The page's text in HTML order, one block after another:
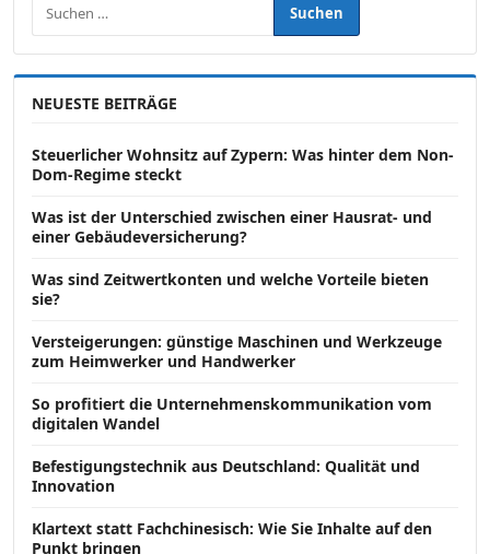
NEUESTE BEITRÄGE
Steuerlicher Wohnsitz auf Zypern: Was hinter dem Non-
Dom-Regime steckt
Was ist der Unterschied zwischen einer Hausrat- und
einer Gebäudeversicherung?
Was sind Zeitwertkonten und welche Vorteile bieten
sie?
Versteigerungen: günstige Maschinen und Werkzeuge
zum Heimwerker und Handwerker
So profitiert die Unternehmenskommunikation vom
digitalen Wandel
Befestigungstechnik aus Deutschland: Qualität und
Innovation
Klartext statt Fachchinesisch: Wie Sie Inhalte auf den
Punkt bringen